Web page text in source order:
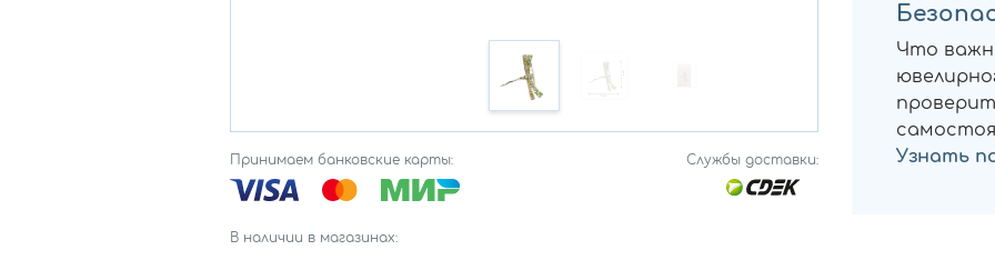
Принимаем банковские карты: Службы доставки:
В наличии в магазинах:
Что
Узнать